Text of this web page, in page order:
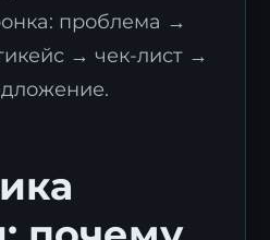
проблема →
→ чек-лист →